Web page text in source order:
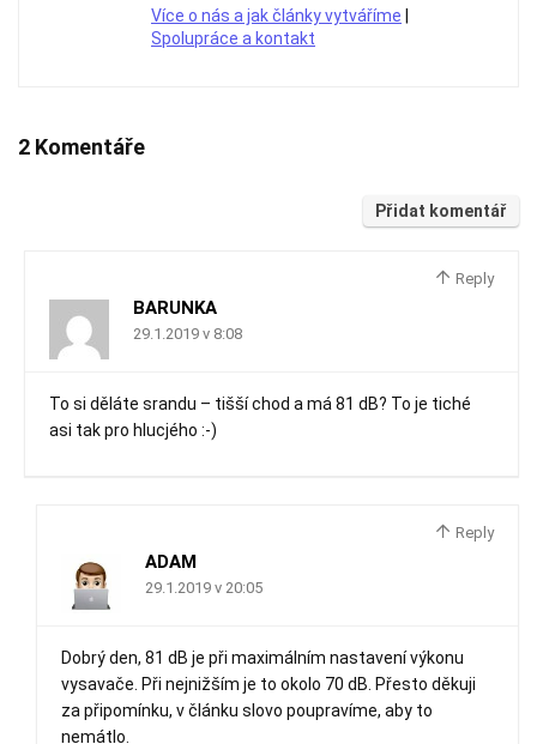
Více o nás a jak články vytváříme
Spolupráce a kontakt
2 Komentáře
Přidat komentář
Reply
BARUNKA
29.1.2019 v 8:08
To si děláte srandu – tišší chod a má 81 dB? To je tiché
asi tak pro hlucjého :-)
Reply
ADAM
29.1.2019 v 20:05
Dobrý den, 81 dB je při maximálním nastavení výkonu
vysavače. Při nejnižším je to okolo 70 dB. Přesto děkuji
za připomínku, v článku slovo poupravíme, aby to
nemátlo.